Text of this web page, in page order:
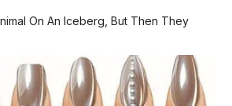
On An Iceberg, But Then They